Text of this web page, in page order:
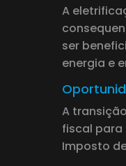
A
ser
energia e
A
fiscal para
Imposto